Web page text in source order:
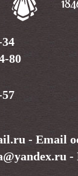
80
- Email
-